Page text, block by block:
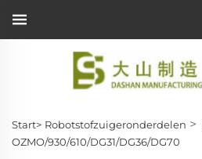
Start> Robotstofzuigeronderdelen >
OZMO/930/610/DG31/DG36/DG70